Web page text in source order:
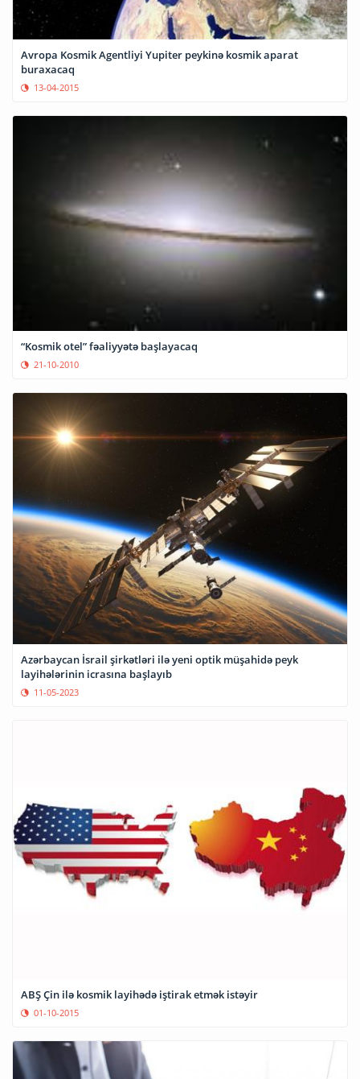
Avropa Kosmik Agentliyi Yupiter peykinə kosmik aparat
buraxacaq
13-04-2015
“Kosmik otel” fəaliyyətə başlayacaq
21-10-2010
Azərbaycan İsrail şirkətləri ilə yeni optik müşahidə peyk
layihələrinin icrasına başlayıb
11-05-2023
ABŞ Çin ilə kosmik layihədə iştirak etmək istəyir
01-10-2015